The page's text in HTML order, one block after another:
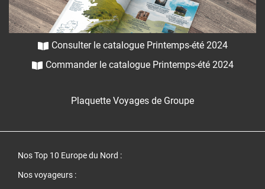
Consulter le catalogue Printemps-été 2024
Commander le catalogue Printemps-été 2024
Plaquette Voyages de Groupe
Nos Top 10 Europe du Nord :
Nos voyageurs :